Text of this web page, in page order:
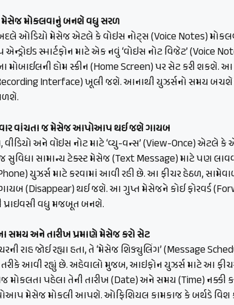
મેસેજ મોકલવાનું બનશે વધુ સરળ
ઓડિયો મેસેજ એટલે કે વોઇસ નોટ્સ (Voice Notes)
સ્માર્ટફોન માટે એક નવું ‘વોઇસ નોટ વિજેટ’ (Voice
મોબાઈલની હોમ સ્ક્રીન (Home Screen) પર સેટ કરી શકશે.
Interface) ખૂલી જશે. આનાથી યુઝર્સનો સમય
વાંચતા જ મેસેજ આપોઆપ થઈ જશે ગાયબ
અને વૉઇસ નોટ માટે ‘વ્યુ-વન્સ’ (View-Once) એટલે
સામાન્ય ટેક્સ્ટ મેસેજ (Text Message) માટે પણ
યુઝર્સ માટે કરવામાં આવી રહી છે. આ ફીચર હેઠળ,
(Disappear) થઈ જશે. આ ગુપ્ત મેસેજને કોઈ ફોરવર્ડ
પ્રાઇવસી વધુ મજબૂત બનશે.
સમય અને તારીખ પ્રમાણે મેસેજ કરો સેટ
રાહ જોઈ રહ્યા હતા, તે ‘મેસેજ શિડ્યુલિંગ’ (Message
તરીકે આવી રહ્યું છે. અહેવાલો મુજબ, આઇફોન યુઝર્સ માટે આ
મોકલતા પહેલા તેની તારીખ (Date) અને સમય (Time) નક્કી
મેસેજ મોકલી આપશે. ઓફિશિયલ કામકાજ કે બર્થડે વિશ